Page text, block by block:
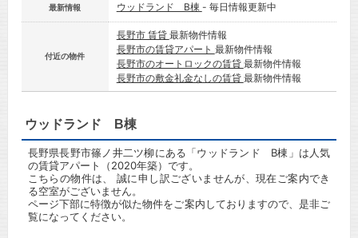
最新情報 ウッドランド B棟 - 毎日情報更新中
付近の物件
長野市 賃貸 最新物件情報
長野市の賃貸アパート 最新物件情報
長野市のオートロックの賃貸 最新物件情報
長野市の敷金礼金なしの賃貸 最新物件情報
ウッドランド B棟
長野県長野市篠ノ井二ツ柳にある「ウッドランド B棟」は人気
の賃貸アパート（2020年築）です。
こちらの物件は、 誠に申し訳ございませんが、現在ご案内でき
る空室がございません。
ページ下部に特徴が似た物件をご案内しておりますので、是非ご
覧になってください。